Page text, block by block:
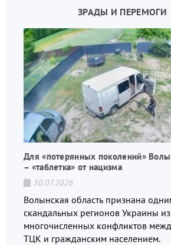
ЗРАДЫ И ПЕРЕМОГИ
Для «потерянных поколений»
– «таблетка» от нацизма
30.07.2026
Волынская область признана
скандальных регионов Украины
многочисленных конфликтов
ТЦК и гражданским населением.